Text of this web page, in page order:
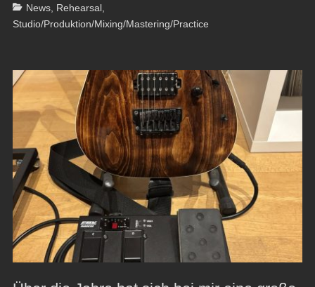
Categories
News, Rehearsal,
Studio/Produktion/Mixing/Mastering/Practice